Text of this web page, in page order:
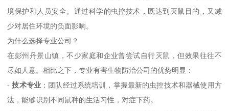
境保护和人员安全。通过科学的虫控技术，既达到灭鼠目的，又减
少对居住环境的负面影响。
为什么选择专业公司？
在彭州丹景山镇，不少家庭和企业曾尝试自行灭鼠，但效果往往不
尽如人意。相比之下，专业有害生物防治公司的优势明显：
-技术专业 ：团队经过系统培训，掌握最新的虫控技术和器械使用方
法，能够识别不同鼠种的生活习性，对症下药。